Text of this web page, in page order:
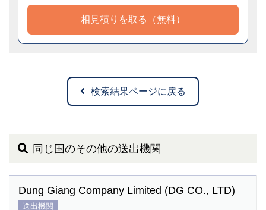
相見積りを取る（無料）
検索結果ページに戻る
同じ国のその他の送出機関
Dung Giang Company Limited (DG CO., LTD)
送出機関